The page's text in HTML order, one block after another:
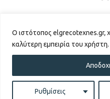
Ο ιστότοπος elgrecotexnes.gr,
καλύτερη εμπειρία του χρήστη.
Ρυθμίσεις
El Greco Texnes 2026 |